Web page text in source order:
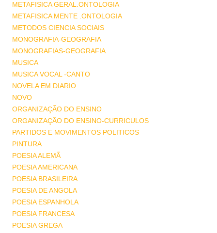
METAFISICA GERAL.ONTOLOGIA
METAFISICA MENTE .ONTOLOGIA
METODOS CIENCIA SOCIAIS
MONOGRAFIA-GEOGRAFIA
MONOGRAFIAS-GEOGRAFIA
MUSICA
MUSICA VOCAL -CANTO
NOVELA EM DIARIO
NOVO
ORGANIZAÇÃO DO ENSINO
ORGANIZAÇÃO DO ENSINO-CURRICULOS
PARTIDOS E MOVIMENTOS POLITICOS
PINTURA
POESIA ALEMÃ
POESIA AMERICANA
POESIA BRASILEIRA
POESIA DE ANGOLA
POESIA ESPANHOLA
POESIA FRANCESA
POESIA GREGA